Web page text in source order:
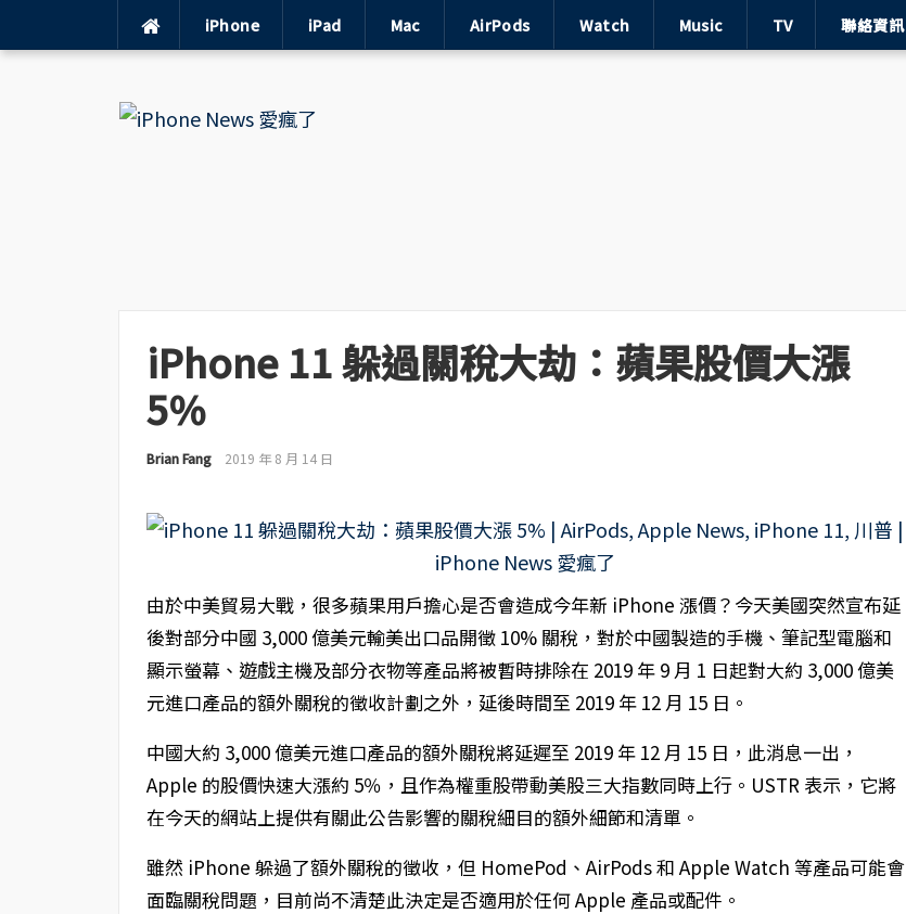
iPhone iPad Mac AirPods Watch Music TV 聯絡資訊
iPhone 11 躲過關稅大劫：蘋果股價大漲
5%
Brian Fang 2019 年 8 月 14 日
由於中美貿易大戰，很多蘋果用戶擔心是否會造成今年新 iPhone 漲價？今天美國突然宣布延
後對部分中國 3,000 億美元輸美出口品開徵 10% 關稅，對於中國製造的手機、筆記型電腦和
顯示螢幕、遊戲主機及部分衣物等產品將被暫時排除在 2019 年 9 月 1 日起對大約 3,000 億美
元進口產品的額外關稅的徵收計劃之外，延後時間至 2019 年 12 月 15 日。
中國大約 3,000 億美元進口產品的額外關稅將延遲至 2019 年 12 月 15 日，此消息一出，
Apple 的股價快速大漲約 5％，且作為權重股帶動美股三大指數同時上行。USTR 表示，它將
在今天的網站上提供有關此公告影響的關稅細目的額外細節和清單。
雖然 iPhone 躲過了額外關稅的徵收，但 HomePod、AirPods 和 Apple Watch 等產品可能會
面臨關稅問題，目前尚不清楚此決定是否適用於任何 Apple 產品或配件。